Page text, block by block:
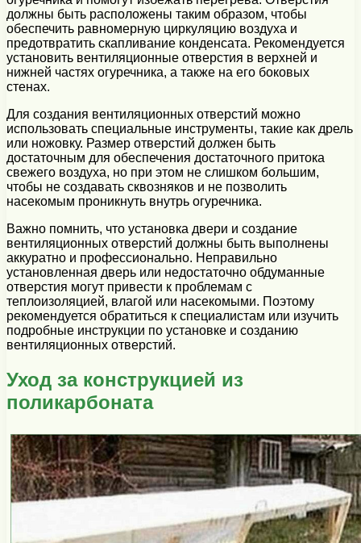
должны быть расположены таким образом, чтобы
обеспечить равномерную циркуляцию воздуха и
предотвратить скапливание конденсата. Рекомендуется
установить вентиляционные отверстия в верхней и
нижней частях огуречника, а также на его боковых
стенах.
Для создания вентиляционных отверстий можно
использовать специальные инструменты, такие как дрель
или ножовку. Размер отверстий должен быть
достаточным для обеспечения достаточного притока
свежего воздуха, но при этом не слишком большим,
чтобы не создавать сквозняков и не позволить
насекомым проникнуть внутрь огуречника.
Важно помнить, что установка двери и создание
вентиляционных отверстий должны быть выполнены
аккуратно и профессионально. Неправильно
установленная дверь или недостаточно обдуманные
отверстия могут привести к проблемам с
теплоизоляцией, влагой или насекомыми. Поэтому
рекомендуется обратиться к специалистам или изучить
подробные инструкции по установке и созданию
вентиляционных отверстий.
Уход за конструкцией из
поликарбоната